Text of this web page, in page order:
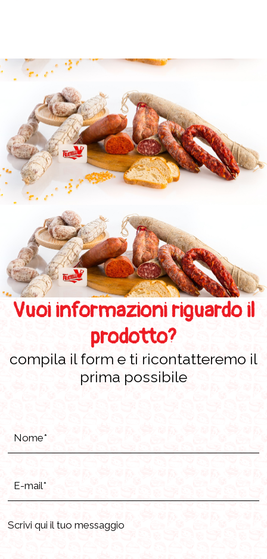
Vuoi informazioni riguardo il
prodotto?
compila il form e ti ricontatteremo il
prima possibile